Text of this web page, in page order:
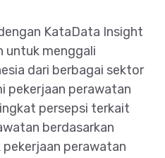
KataData Insight
untuk menggali
dari berbagai sektor
pekerjaan perawatan
persepsi terkait
berdasarkan
pekerjaan perawatan